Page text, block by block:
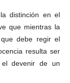
distinción en el
que mientras la
debe regir el
resulta ser
devenir de un